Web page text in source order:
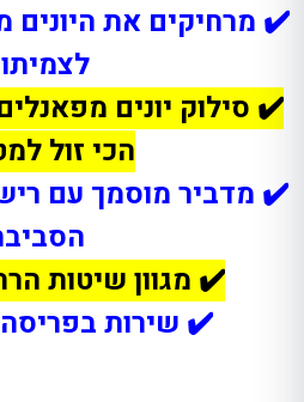
✔️ מרחיקים את היונים
✔️ סילוק יונים
הכי זול
✔️ מדביר מוסמך עם
✔️ מגוון שיטות
✔️ שירות